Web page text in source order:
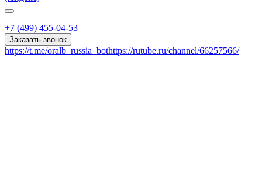
+7 (499) 455-04-53
Заказать звонок
https://t.me/oralb_russia_bothttps://rutube.ru/channel/66257566/